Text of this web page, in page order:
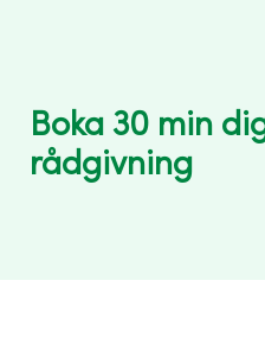
Boka 30 min
rådgivning